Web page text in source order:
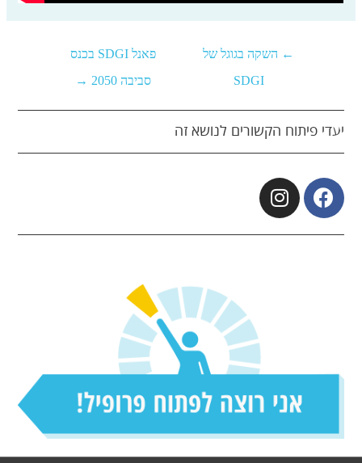
← השקה בגוגל של
SDGI
פאנל SDGI בכנס
סביבה 2050 →
יעדי פיתוח הקשורים לנושא זה